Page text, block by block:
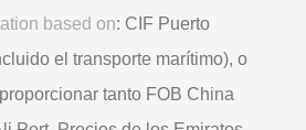
based on: CIF Puerto
el transporte marítimo), o
tanto FOB China